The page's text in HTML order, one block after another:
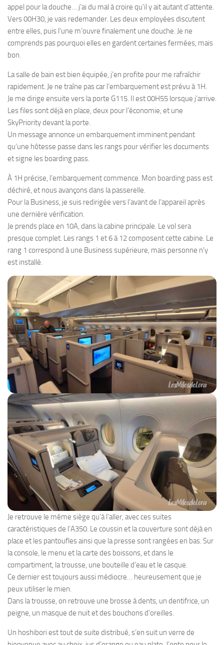
appel pour la douche… j’ai du mal à croire qu’il y ait autant d’attente.
Vers 00H30, je vais redemander. Les deux employées discutent
entre elles, puis l’une m’ouvre finalement une douche. Je ne
comprends pas pourquoi elles en gardent certaines fermées, mais
bon.
La salle de bain est bien équipée, j’en profite pour me rafraîchir
rapidement. Je ne traîne pas car l’embarquement est prévu à 1H.
Je me dirige ensuite vers la porte G115. Il est 00H55 lorsque j’arrive.
Les files sont déjà en place, deux pour l’économie, et une
SkyPriority devant la porte.
Un message annonce un embarquement imminent pendant
qu’une hôtesse passe dans les rangs pour vérifier les documents
et signe les boarding pass.
À 1H précise, l’embarquement commence. Mon boarding pass est
déchiré, et nous avançons dans la passerelle.
Pour la Business, je suis redirigée vers l’avant de l’appareil après
une dernière vérification.
Je prends place en 10A, dans la cabine principale. Le vol sera
presque complet. Les rangs 1 et 6 à 12 composent cette cabine. Le
rang 1 correspond à une Business supérieure, mais personne n’y
est installé.
Je retrouve le même siège qu’à l’aller, avec ces suites
caractéristiques de l’A350. Le coussin et la couverture sont déjà en
place et les pantoufles ainsi que la presse sont rangées en bas. Sur
la console, le menu et la carte des boissons, et dans le
compartiment, la trousse, une bouteille d’eau et le casque.
Ce dernier est toujours aussi médiocre… heureusement que je
peux utiliser le mien.
Dans la trousse, on retrouve une brosse à dents, un dentifrice, un
peigne, un masque de nuit et des bouchons d’oreilles.
Un hoshibori est tout de suite distribué, s’en suit un verre de